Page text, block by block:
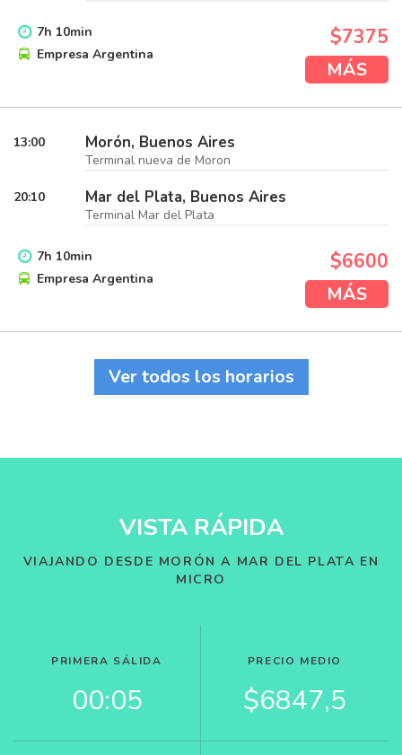
7h 10min
Empresa Argentina
$7375
MÁS
13:00 Morón, Buenos Aires
Terminal nueva de Moron
20:10 Mar del Plata, Buenos Aires
Terminal Mar del Plata
7h 10min
Empresa Argentina
$6600
MÁS
Ver todos los horarios
VISTA RÁPIDA
VIAJANDO DESDE MORÓN A MAR DEL PLATA EN
MICRO
PRIMERA SÁLIDA
00:05
PRECIO MEDIO
$6847,5